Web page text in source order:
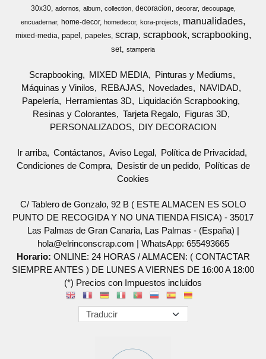
30x30 adornos album collection decoracion decorar
decoupage
encuadernar
home-decor homedecor kora-projects manualidades
mixed-media papel papeles scrap scrapbook scrapbooking
set stamperia
Scrapbooking MIXED MEDIA
Pinturas y Mediums
Máquinas y Vinilos
REBAJAS Novedades
NAVIDAD
Papelería
Herramientas 3D
Liquidación Scrapbooking
Resinas y Colorantes
Tarjeta Regalo
Figuras 3D
PERSONALIZADOS
DIY DECORACION
Ir arriba Contáctanos Aviso Legal
Política de Privacidad
Condiciones de Compra
Desistir de un pedido
Políticas de
Cookies
C/ Tablero de Gonzalo, 92 B ( ESTE ALMACEN ES SOLO
PUNTO DE RECOGIDA Y NO UNA TIENDA FISICA) - 35017
Las Palmas de Gran Canaria, Las Palmas - (España) |
hola@elrinconscrap.com | WhatsApp: 655493665
Horario: ONLINE: 24 HORAS / ALMACEN: ( CONTACTAR
SIEMPRE ANTES ) DE LUNES A VIERNES DE 16:00 A 18:00
(*) Precios con Impuestos incluidos